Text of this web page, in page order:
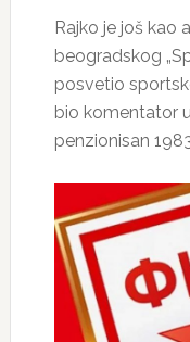
Rajko je još kao
beogradskog
posvetio
bio komentator
penzionisan